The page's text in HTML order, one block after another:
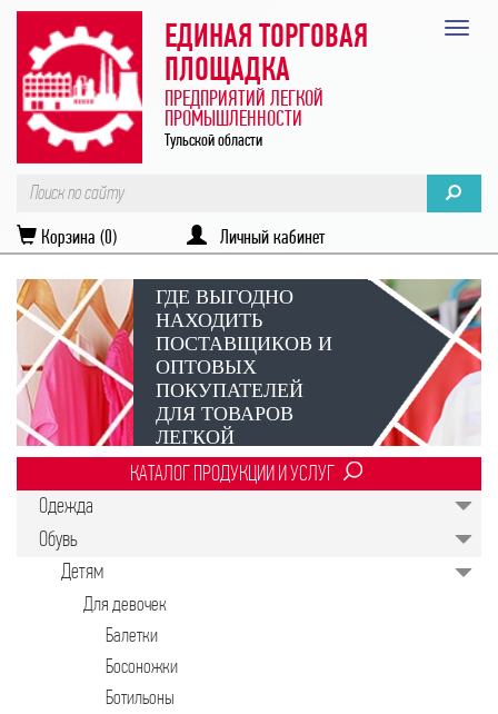
ЕДИНАЯ ТОРГОВАЯ
ПЛОЩАДКА
ПРЕДПРИЯТИЙ ЛЕГКОЙ
ПРОМЫШЛЕННОСТИ
Тульской области
Корзина (0) Личный кабинет
ГДЕ ВЫГОДНО
НАХОДИТЬ
ПОСТАВЩИКОВ И
ОПТОВЫХ
ПОКУПАТЕЛЕЙ
ДЛЯ ТОВАРОВ
ЛЕГКОЙ
ПРОМЫШЛЕННОСТИ?
Век онлайн-коммуникаций
посредников, позволяет закупочная
КАТАЛОГ ПРОДУКЦИИ И УСЛУГ
Одежда
Обувь
Детям
Для девочек
Балетки
Босоножки
Ботильоны